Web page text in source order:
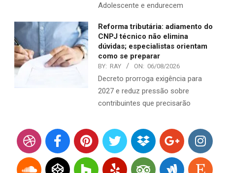
Adolescente e endurecem
Reforma tributária: adiamento do
CNPJ técnico não elimina
dúvidas; especialistas orientam
como se preparar
BY: RAY ON: 06/08/2026
Decreto prorroga exigência para
2027 e reduz pressão sobre
contribuintes que precisarão